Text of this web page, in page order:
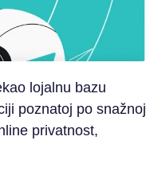
lojalnu bazu
poznatoj po snažnoj
privatnost,